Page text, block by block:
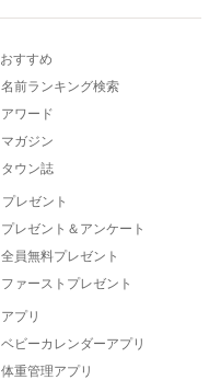
おすすめ
名前ランキング検索
アワード
マガジン
タウン誌
プレゼント
プレゼント＆アンケート
全員無料プレゼント
ファーストプレゼント
アプリ
ベビーカレンダーアプリ
体重管理アプリ